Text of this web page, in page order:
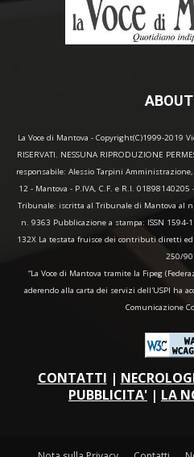
La Voce di Mantova - Copyright(C)1999-2019
RISERVATI. NESSUNA RIPRODUZIONE
responsabile: Alessio Tarpini
12 - Mantova - P.IVA, C.F. e R.I.
Tribunale: iscritta al Tribunale di Mantova al
n. 9363 Pubblicazione a stampa: ISSN
132X La testata fruisce dei contributi diretti
250/
“La Voce di Mantova tramite la Fipeg
aderendo alla carta dei servizi dell'USPI ha
Comunicazione
CONTATTI |
PUBBLICITA' | LA